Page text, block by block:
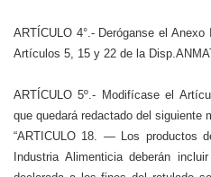
ARTÍCULO 4°.- Deróganse el
Artículos 5, 15 y 22 de la
ARTÍCULO 5º.- Modifícase el
que quedará redactado del siguiente
“ARTICULO 18. — Los productos
Industria Alimenticia deberán